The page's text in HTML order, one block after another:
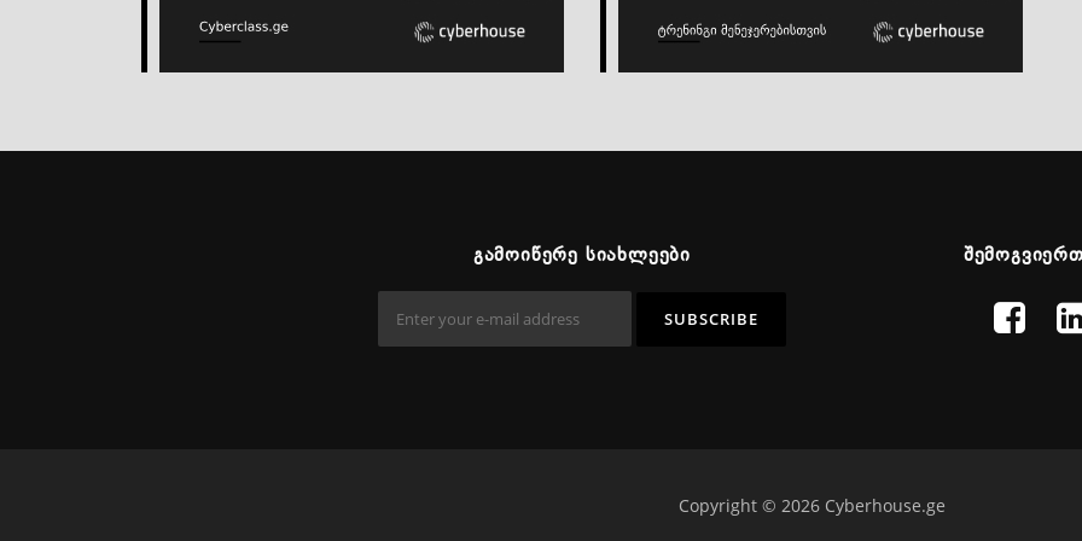
ᲒᲐᲛᲝᲘᲬᲔᲠᲔ ᲡᲘᲐᲮᲚᲔᲔᲑᲘ
Copyright © 2026 Cyberhouse.ge